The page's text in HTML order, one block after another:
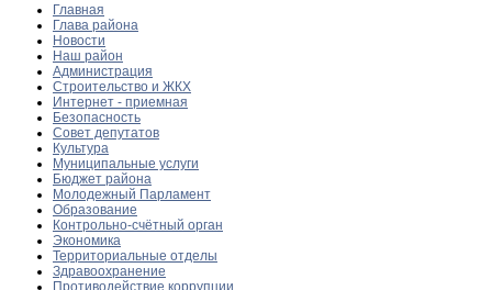
Главная
Глава района
Новости
Наш район
Администрация
Строительство и ЖКХ
Интернет - приемная
Безопасность
Совет депутатов
Культура
Муниципальные услуги
Бюджет района
Молодежный Парламент
Образование
Контрольно-счётный орган
Экономика
Территориальные отделы
Здравоохранение
Противодействие коррупции